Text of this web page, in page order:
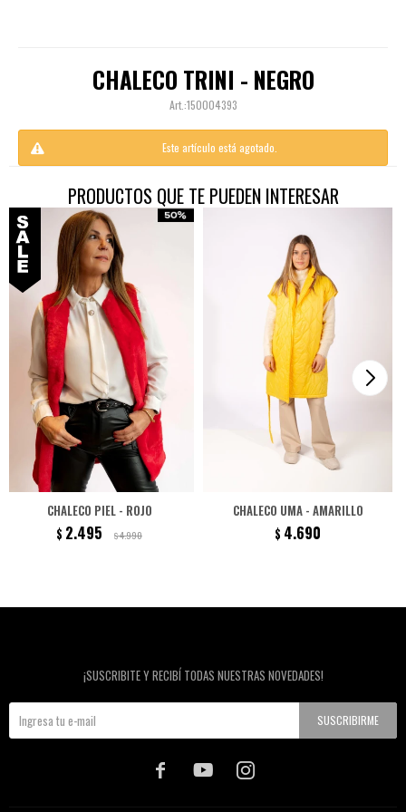
CHALECO TRINI - NEGRO
150004393
Este artículo está agotado.
PRODUCTOS QUE TE PUEDEN INTERESAR
CHALECO PIEL - ROJO
$ 2.495 $4.990
CHALECO UMA - AMARILLO
$ 4.690
¡SUSCRIBITE Y RECIBÍ TODAS NUESTRAS NOVEDADES!
SUSCRIBIRME
  